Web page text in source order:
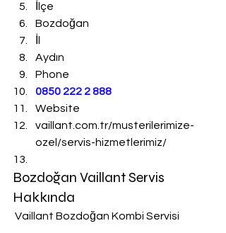
İlçe
Bozdoğan
Aydın
Phone
0850 222 2 888
Website
vaillant.com.tr/musterilerimize-
ozel/servis-hizmetlerimiz/
Bozdoğan Vaillant Servis
Hakkında
Vaillant Bozdoğan Kombi Servisi